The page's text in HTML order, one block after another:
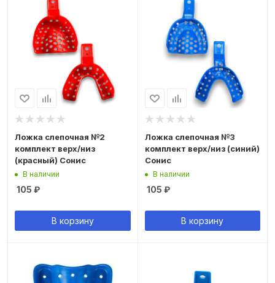
Ложка слепочная №2
комплект верх/низ
(красный) Сонис
В наличии
105 ₽
В корзину
Ложка слепочная №3
комплект верх/низ (синий)
Сонис
В наличии
105 ₽
В корзину